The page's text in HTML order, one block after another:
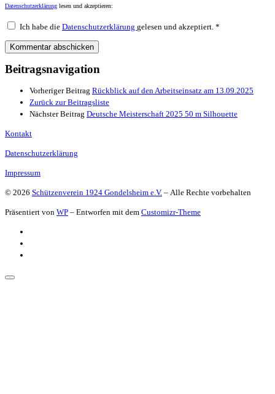
Datenschutzerklärung lesen und akzeptieren:
Ich habe die Datenschutzerklärung gelesen und akzeptiert. *
Beitragsnavigation
Vorheriger Beitrag Rückblick auf den Arbeitseinsatz am 13.09.2025
Zurück zur Beitragsliste
Nächster Beitrag Deutsche Meisterschaft 2025 50 m Silhouette
Kontakt
Datenschutzerklärung
Impressum
© 2026 Schützenverein 1924 Gondelsheim e.V. – Alle Rechte vorbehalten
Präsentiert von WP – Entworfen mit dem Customizr-Theme